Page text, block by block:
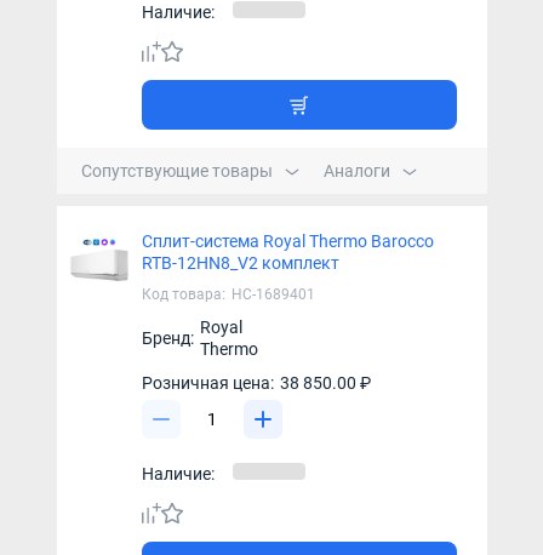
Наличие:
Сопутствующие товары Аналоги
Сплит-система Royal Thermo Barocco
RTB-12HN8_V2 комплект
Код товара: НС-1689401
Бренд:
Royal
Thermo
Розничная цена: 38 850.00 ₽
Наличие: